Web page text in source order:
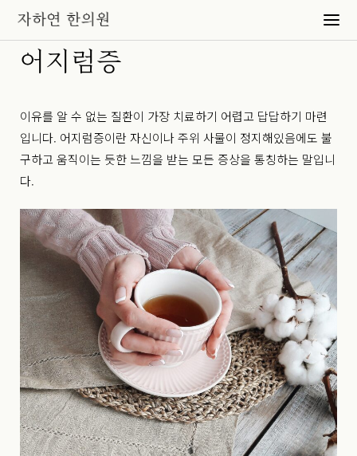
어지럼증
이유를 알 수 없는 질환이 가장 치료하기 어렵고 답답하기 마련
입니다. 어지럼증이란 자신이나 주위 사물이 정지해있음에도 불
구하고 움직이는 듯한 느낌을 받는 모든 증상을 통칭하는 말입니
다.